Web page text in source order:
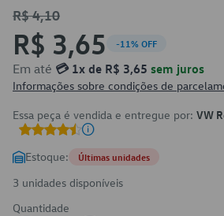
R$ 4,10
R$ 3,65 -11% OFF
Em até 💳 1x de R$ 3,65 sem juros
Informações sobre condições de
Essa peça é vendida e entregue por: VW
Estoque: Últimas unidades
3 unidades disponíveis
Quantidade